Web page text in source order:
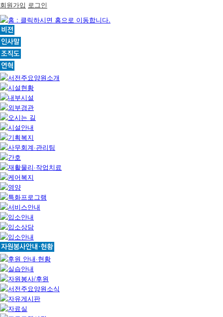
회원가입 로그인